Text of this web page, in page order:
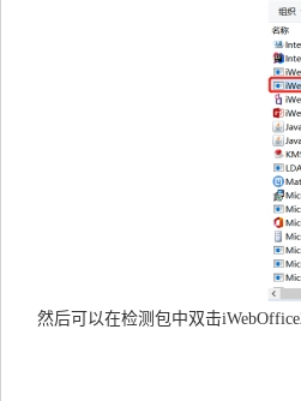
然后可以在检测包中双击